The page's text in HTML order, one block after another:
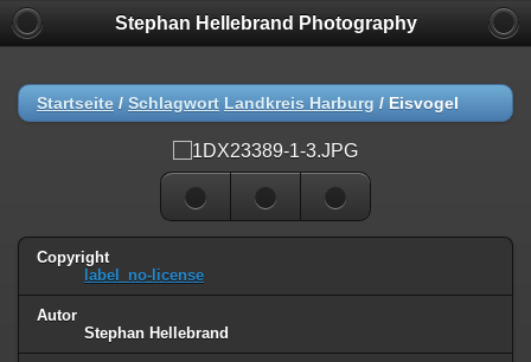
Stephan Hellebrand Photography
Startseite / Schlagwort Landkreis Harburg / Eisvogel
Copyright
label_no-license
Autor
Stephan Hellebrand